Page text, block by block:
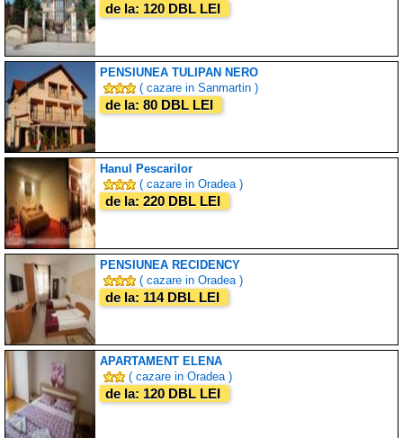
de la: 120 DBL LEI
PENSIUNEA TULIPAN NERO
( cazare in Sanmartin )
de la: 80 DBL LEI
Hanul Pescarilor
( cazare in Oradea )
de la: 220 DBL LEI
PENSIUNEA RECIDENCY
( cazare in Oradea )
de la: 114 DBL LEI
APARTAMENT ELENA
( cazare in Oradea )
de la: 120 DBL LEI